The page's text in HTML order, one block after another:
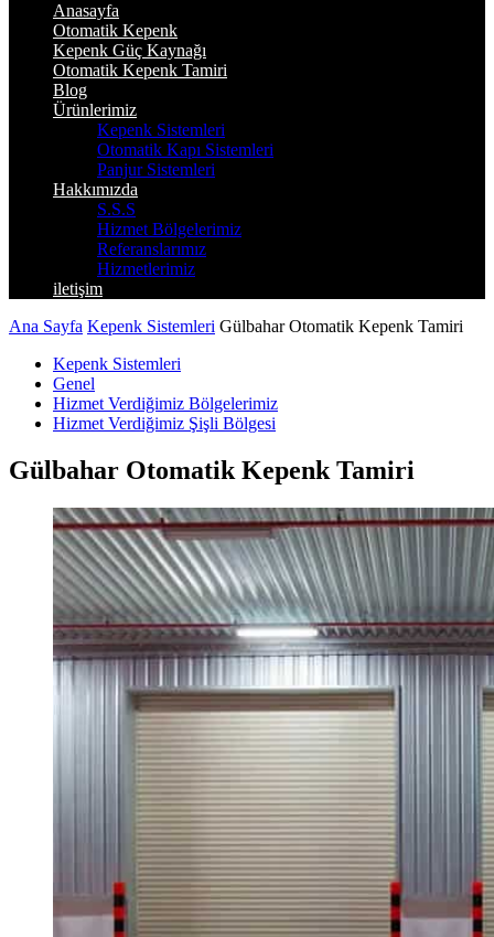
Anasayfa
Otomatik Kepenk
Kepenk Güç Kaynağı
Otomatik Kepenk Tamiri
Blog
Ürünlerimiz
Kepenk Sistemleri
Otomatik Kapı Sistemleri
Panjur Sistemleri
Hakkımızda
S.S.S
Hizmet Bölgelerimiz
Referanslarımız
Hizmetlerimiz
iletişim
Ana Sayfa Kepenk Sistemleri Gülbahar Otomatik Kepenk Tamiri
Kepenk Sistemleri
Genel
Hizmet Verdiğimiz Bölgelerimiz
Hizmet Verdiğimiz Şişli Bölgesi
Gülbahar Otomatik Kepenk Tamiri